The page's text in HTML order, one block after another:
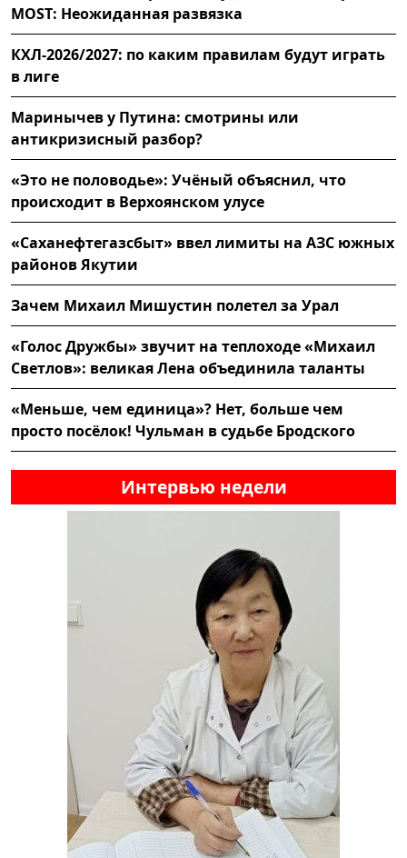
MOST: Неожиданная развязка
КХЛ-2026/2027: по каким правилам будут играть
в лиге
Маринычев у Путина: смотрины или
антикризисный разбор?
«Это не половодье»: Учёный объяснил, что
происходит в Верхоянском улусе
«Саханефтегазсбыт» ввел лимиты на АЗС южных
районов Якутии
Зачем Михаил Мишустин полетел за Урал
«Голос Дружбы» звучит на теплоходе «Михаил
Светлов»: великая Лена объединила таланты
«Меньше, чем единица»? Нет, больше чем
просто посёлок! Чульман в судьбе Бродского
Интервью недели